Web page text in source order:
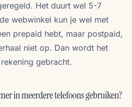
Het duurt wel 5-7
webwinkel kun je wel met
prepaid hebt, maar postpaid,
niet op. Dan wordt het
gebracht.
in meerdere telefoons gebruiken?